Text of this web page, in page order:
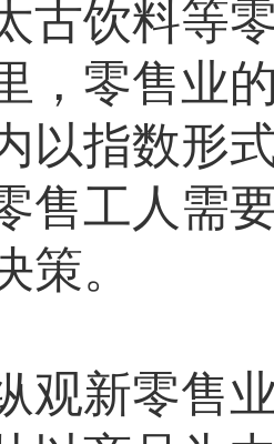
饮料等零
，零售业
以指数形
售工人需
策。
新零售业